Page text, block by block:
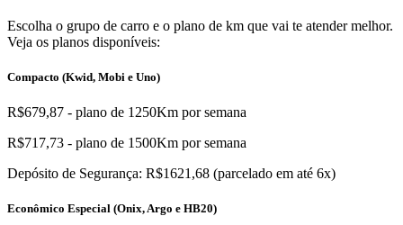
Escolha o grupo de carro e o plano de km que vai te atender melhor.
Veja os planos disponíveis:
Compacto (Kwid, Mobi e Uno)
R$679,87 - plano de 1250Km por semana
R$717,73 - plano de 1500Km por semana
Depósito de Segurança: R$1621,68 (parcelado em até 6x)
Econômico Especial (Onix, Argo e HB20)